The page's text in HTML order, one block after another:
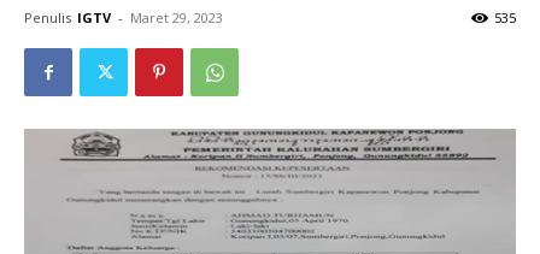
Penulis IGTV - Maret 29, 2023 535